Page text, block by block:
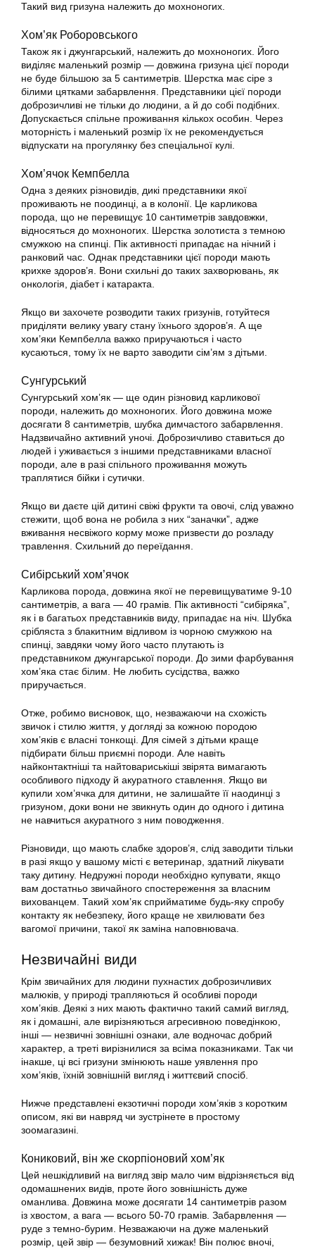
Такий вид гризуна належить до мохноногих.
Хом’як Роборовського
Також як і джунгарський, належить до мохноногих. Його
виділяє маленький розмір — довжина гризуна цієї породи
не буде більшою за 5 сантиметрів. Шерстка має сіре з
білими цятками забарвлення. Представники цієї породи
доброзичливі не тільки до людини, а й до собі подібних.
Допускається спільне проживання кількох особин. Через
моторність і маленький розмір їх не рекомендується
відпускати на прогулянку без спеціальної кулі.
Хом’ячок Кемпбелла
Одна з деяких різновидів, дикі представники якої
проживають не поодинці, а в колонії. Це карликова
порода, що не перевищує 10 сантиметрів завдовжки,
відносяться до мохноногих. Шерстка золотиста з темною
смужкою на спинці. Пік активності припадає на нічний і
ранковий час. Однак представники цієї породи мають
крихке здоров’я. Вони схильні до таких захворювань, як
онкологія, діабет і катаракта.
Якщо ви захочете розводити таких гризунів, готуйтеся
приділяти велику увагу стану їхнього здоров’я. А ще
хом’яки Кемпбелла важко приручаються і часто
кусаються, тому їх не варто заводити сім’ям з дітьми.
Сунгурський
Сунгурський хом’як — ще один різновид карликової
породи, належить до мохноногих. Його довжина може
досягати 8 сантиметрів, шубка димчастого забарвлення.
Надзвичайно активний уночі. Доброзичливо ставиться до
людей і уживається з іншими представниками власної
породи, але в разі спільного проживання можуть
траплятися бійки і сутички.
Якщо ви даєте цій дитині свіжі фрукти та овочі, слід уважно
стежити, щоб вона не робила з них “заначки”, адже
вживання несвіжого корму може призвести до розладу
травлення. Схильний до переїдання.
Сибірський хом’ячок
Карликова порода, довжина якої не перевищуватиме 9-10
сантиметрів, а вага — 40 грамів. Пік активності “сибіряка”,
як і в багатьох представників виду, припадає на ніч. Шубка
срібляста з блакитним відливом із чорною смужкою на
спинці, завдяки чому його часто плутають із
представником джунгарської породи. До зими фарбування
хом’яка стає білим. Не любить сусідства, важко
приручається.
Отже, робимо висновок, що, незважаючи на схожість
звичок і стилю життя, у догляді за кожною породою
хом’яків є власні тонкощі. Для сімей з дітьми краще
підбирати більш приємні породи. Але навіть
найконтактніші та найтовариськіші звірята вимагають
особливого підходу й акуратного ставлення. Якщо ви
купили хом’ячка для дитини, не залишайте її наодинці з
гризуном, доки вони не звикнуть один до одного і дитина
не навчиться акуратного з ним поводження.
Різновиди, що мають слабке здоров’я, слід заводити тільки
в разі якщо у вашому місті є ветеринар, здатний лікувати
таку дитину. Недружні породи необхідно купувати, якщо
вам достатньо звичайного спостереження за власним
вихованцем. Такий хом’як сприйматиме будь-яку спробу
контакту як небезпеку, його краще не хвилювати без
вагомої причини, такої як заміна наповнювача.
Незвичайні види
Крім звичайних для людини пухнастих доброзичливих
малюків, у природі трапляються й особливі породи
хом’яків. Деякі з них мають фактично такий самий вигляд,
як і домашні , але вирізняються агресивною поведінкою,
інші — незвичні зовнішні ознаки, але водночас добрий
характер, а треті вирізнилися за всіма показниками. Так чи
інакше, ці всі гризуни змінюють наше уявлення про
хом’яків, їхній зовнішній вигляд і життєвий спосіб.
Нижче представлені екзотичні породи хом’яків з коротким
описом, які ви навряд чи зустрінете в простому
зоомагазині.
Кониковий, він же скорпіоновий хом’як
Цей нешкідливий на вигляд звір мало чим відрізняється від
одомашнених видів, проте його зовнішність дуже
оманлива. Довжина може досягати 14 сантиметрів разом
із хвостом, а вага — всього 50-70 грамів. Забарвлення —
руде з темно-бурим. Незважаючи на дуже маленький
розмір, цей звір — безумовний хижак! Він полює вночі,